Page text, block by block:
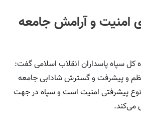
امنیت و آرامش جامعه
کل سپاه پاسداران انقلاب اسلامی گفت:
و پیشرفت و گسترش شادابی جامعه
پیشرفتی امنیت است و سپاه در جهت
می‌کند.